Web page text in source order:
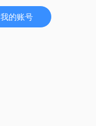
我的账号